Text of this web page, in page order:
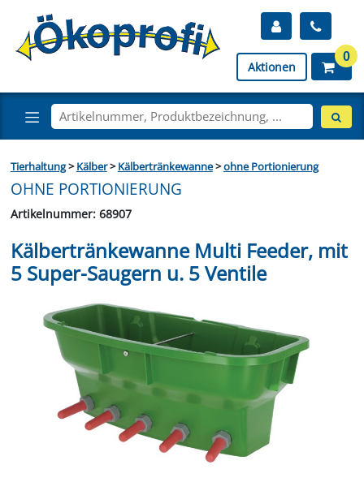
Aktionen
0
Tierhaltung>Kälber>Kälbertränkewanne>ohne Portionierung
OHNE PORTIONIERUNG
Artikelnummer: 68907
Kälbertränkewanne Multi Feeder, mit
5 Super-Saugern u. 5 Ventile